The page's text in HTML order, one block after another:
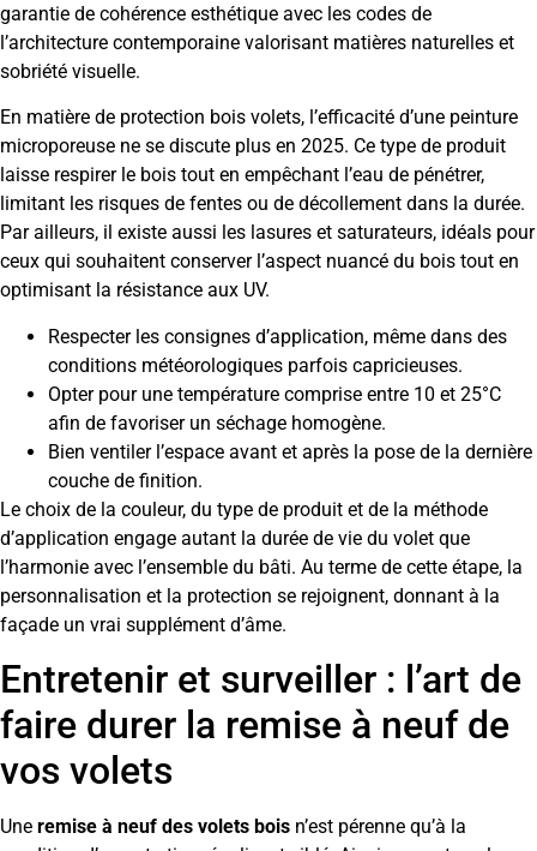
garantie de cohérence esthétique avec les codes de
l’architecture contemporaine valorisant matières naturelles et
sobriété visuelle.
En matière de protection bois volets, l’efficacité d’une peinture
microporeuse ne se discute plus en 2025. Ce type de produit
laisse respirer le bois tout en empêchant l’eau de pénétrer,
limitant les risques de fentes ou de décollement dans la durée.
Par ailleurs, il existe aussi les lasures et saturateurs, idéals pour
ceux qui souhaitent conserver l’aspect nuancé du bois tout en
optimisant la résistance aux UV.
Respecter les consignes d’application, même dans des
conditions météorologiques parfois capricieuses.
Opter pour une température comprise entre 10 et 25°C
afin de favoriser un séchage homogène.
Bien ventiler l’espace avant et après la pose de la dernière
couche de finition.
Le choix de la couleur, du type de produit et de la méthode
d’application engage autant la durée de vie du volet que
l’harmonie avec l’ensemble du bâti. Au terme de cette étape, la
personnalisation et la protection se rejoignent, donnant à la
façade un vrai supplément d’âme.
Entretenir et surveiller : l’art de
faire durer la remise à neuf de
vos volets
Une remise à neuf des volets bois n’est pérenne qu’à la